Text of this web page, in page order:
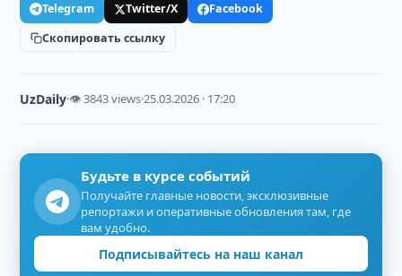
Telegram Twitter/X
Facebook
Скопировать ссылку
UzDaily·👁 3843 views·25.03.2026 · 17:20
Будьте в курсе событий
Получайте главные новости, эксклюзивные
репортажи и оперативные обновления там, где
вам удобно.
Подписывайтесь на наш канал